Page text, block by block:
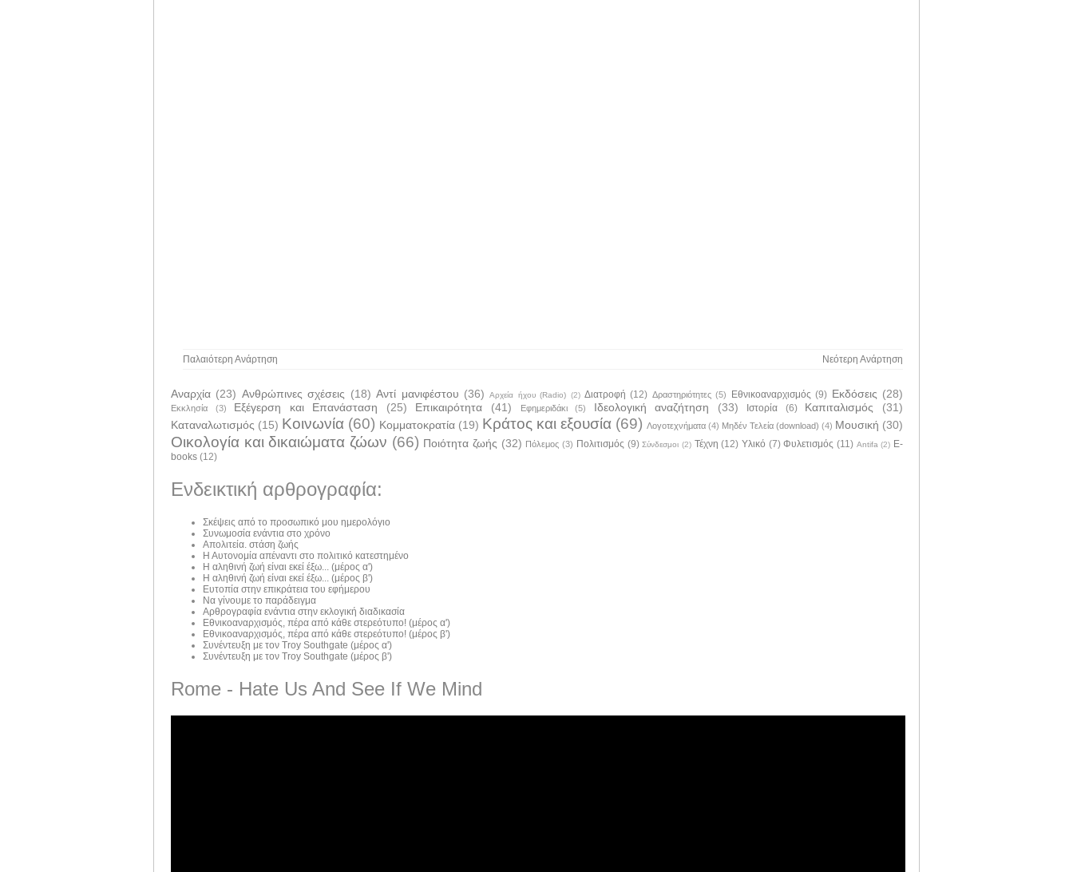
Νεότερη Ανάρτηση
Παλαιότερη Ανάρτηση
Αναρχία (23) Ανθρώπινες σχέσεις (18) Αντί μανιφέστου (36) Αρχεία ήχου (Radio) (2) Διατροφή (12) Δραστηριότητες (5) Εθνικοαναρχισμός (9) Εκδόσεις (28)
Εκκλησία (3) Εξέγερση και Επανάσταση (25) Επικαιρότητα (41) Εφημεριδάκι (5) Ιδεολογική αναζήτηση (33) Ιστορία (6) Καπιταλισμός
(31)
Καταναλωτισμός (15) Κοινωνία (60) Κομματοκρατία (19) Κράτος και εξουσία (69) Λογοτεχνήματα (4) Μηδέν Τελεία (download) (4) Μουσική (30)
Οικολογία και δικαιώματα ζώων (66) Ποιότητα ζωής (32) Πόλεμος (3) Πολιτισμός (9) Σύνδεσμοι (2) Τέχνη (12) Υλικό (7) Φυλετισμός (11) Antifa (2) E-
books (12)
Ενδεικτική αρθρογραφία:
Σκέψεις από το προσωπικό μου ημερολόγιο
Συνωμοσία ενάντια στο χρόνο
Απολιτεία. στάση ζωής
Η Αυτονομία απέναντι στο πολιτικό κατεστημένο
Η αληθινή ζωή είναι εκεί έξω... (μέρος α')
Η αληθινή ζωή είναι εκεί έξω... (μέρος β')
Ευτοπία στην επικράτεια του εφήμερου
Να γίνουμε το παράδειγμα
Αρθρογραφία ενάντια στην εκλογική διαδικασία
Εθνικοαναρχισμός, πέρα από κάθε στερεότυπο! (μέρος α')
Εθνικοαναρχισμός, πέρα από κάθε στερεότυπο! (μέρος β')
Συνέντευξη με τον Troy Southgate (μέρος α')
Συνέντευξη με τον Troy Southgate (μέρος β')
Rome - Hate Us And See If We Mind